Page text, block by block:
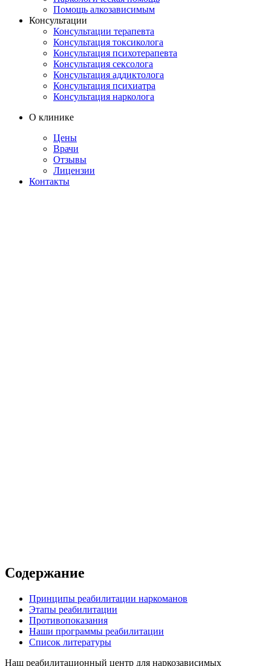
Помощь алкозависимым
Консультации
Консультации терапевта
Консультация токсиколога
Консультация психотерапевта
Консультация сексолога
Консультация аддиктолога
Консультация психиатра
Консультация нарколога
О клинике
Цены
Врачи
Отзывы
Лицензии
Контакты
Содержание
Принципы реабилитации наркоманов
Этапы реабилитации
Противопоказания
Наши программы реабилитации
Список литературы
Наш реабилитационный центр для наркозависимых